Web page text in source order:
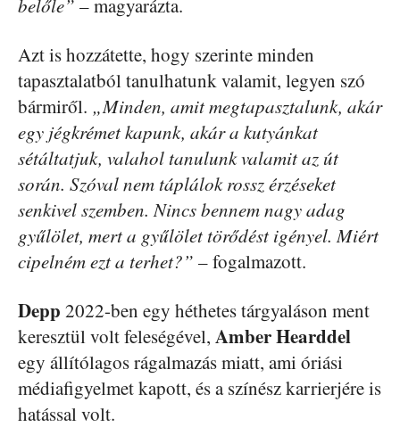
belőle” – magyarázta.
Azt is hozzátette, hogy szerinte minden
tapasztalatból tanulhatunk valamit, legyen szó
bármiről. „Minden, amit megtapasztalunk, akár
egy jégkrémet kapunk, akár a kutyánkat
sétáltatjuk, valahol tanulunk valamit az út
során. Szóval nem táplálok rossz érzéseket
senkivel szemben. Nincs bennem nagy adag
gyűlölet, mert a gyűlölet törődést igényel. Miért
cipelném ezt a terhet?” – fogalmazott.
Depp 2022-ben egy héthetes tárgyaláson ment
keresztül volt feleségével, Amber Hearddel
egy állítólagos rágalmazás miatt, ami óriási
médiafigyelmet kapott, és a színész karrierjére is
hatással volt.